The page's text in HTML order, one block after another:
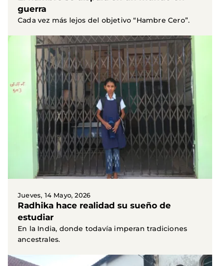
guerra
Cada vez más lejos del objetivo “Hambre Cero”.
Jueves, 14 Mayo, 2026
Radhika hace realidad su sueño de
estudiar
En la India, donde todavía imperan tradiciones
ancestrales.